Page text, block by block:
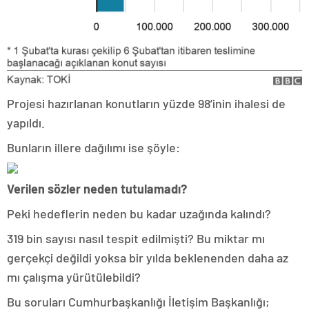
Projesi hazırlanan konutların yüzde 98’inin ihalesi de
yapıldı.
Bunların illere dağılımı ise şöyle:
Verilen sözler neden tutulamadı?
Peki hedeflerin neden bu kadar uzağında kalındı?
319 bin sayısı nasıl tespit edilmişti? Bu miktar mı
gerçekçi değildi yoksa bir yılda beklenenden daha az
mı çalışma yürütülebildi?
Bu soruları Cumhurbaşkanlığı İletişim Başkanlığı;